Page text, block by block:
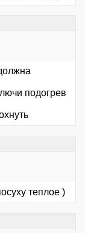
подогрев
теплое )